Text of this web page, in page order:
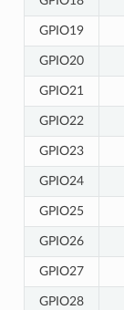
GPIO19
GPIO20
GPIO21
GPIO22
GPIO23
GPIO24
GPIO25
GPIO26
GPIO27
GPIO28